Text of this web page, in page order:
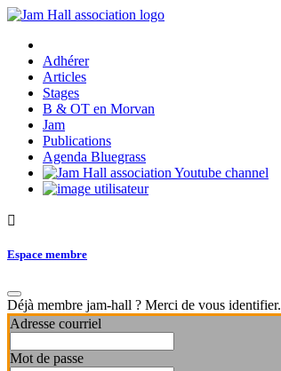
Adhérer
Articles
Stages
B & OT en Morvan
Jam
Publications
Agenda Bluegrass
Espace membre
Déjà membre jam-hall ? Merci de vous identifier.
Adresse courriel
Mot de passe